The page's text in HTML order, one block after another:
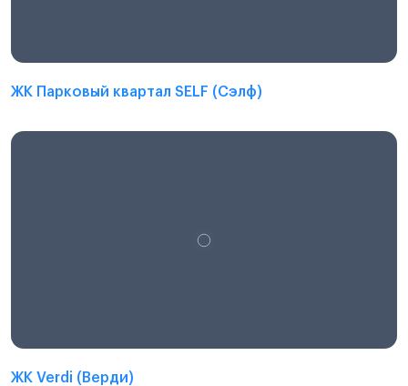
ЖК Парковый квартал SELF (Сэлф)
ЖК Verdi (Верди)